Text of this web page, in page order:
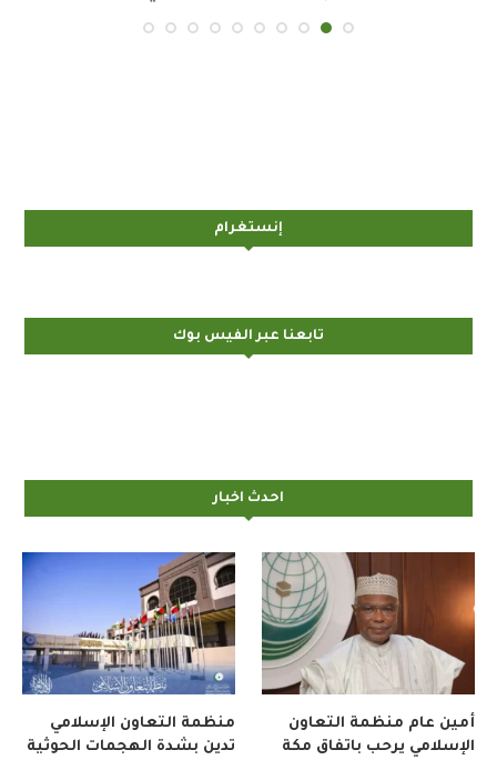
إنستغرام
تابعنا عبر الفيس بوك
احدث اخبار
منظمة التعاون الإسلامي
تدين بشدة الهجمات الحوثية
أمين عام منظمة التعاون
الإسلامي يرحب باتفاق مكة